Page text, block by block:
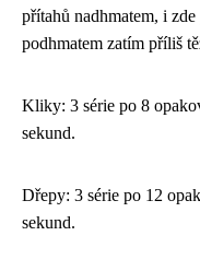
přítahů nadhmatem, i
podhmatem zatím příliš
Kliky: 3 série po 8
sekund.
Dřepy: 3 série po 12
sekund.